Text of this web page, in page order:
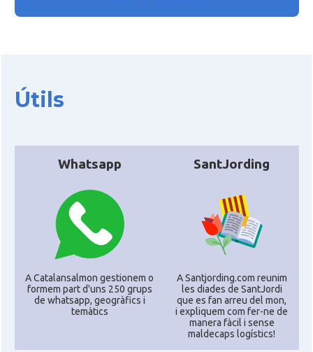
Útils
Whatsapp
A Catalansalmon gestionem o
formem part d'uns 250 grups
de whatsapp, geogràfics i
temàtics
SantJording
A Santjording.com reunim
les diades de SantJordi
que es fan arreu del mon,
i expliquem com fer-ne de
manera fàcil i sense
maldecaps logí­stics!